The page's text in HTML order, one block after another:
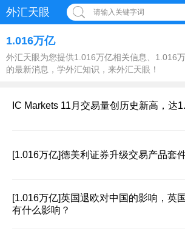
外汇天眼 请输入关键字词
1.016万亿
外汇天眼为您提供1.016万亿相关信息、1.016
的最新消息，学外汇知识，来外汇天眼！
IC Markets 11月交易量创历史新高，达
[1.016万亿]德美利证券升级交易产品套
[1.016万亿]英国退欧对中国的影响，英
有什么影响？